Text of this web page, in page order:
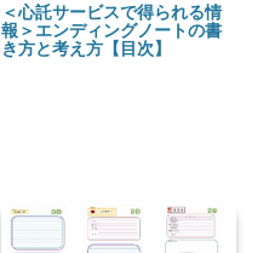
＜心託サービスで得られる情
報＞エンディングノートの書
き方と考え方【目次】